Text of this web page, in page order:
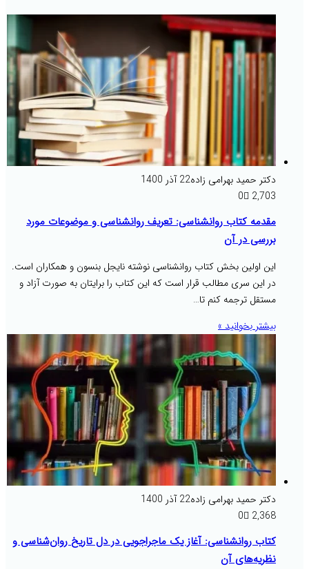
دکتر حمید بهرامی زاده22 آذر 1400
0
2,703
مقدمه کتاب روانشناسی: تعریف روانشناسی و موضوعات مورد
بررسی در آن
این اولین بخش کتاب روانشناسی نوشته نایجل بنسون و همکاران است.
در این سری مطالب قرار است که این کتاب را برایتان به صورت آزاد و
مستقل ترجمه کنم تا…
بیشتر بخوانید »
دکتر حمید بهرامی زاده22 آذر 1400
0
2,368
کتاب روانشناسی: آغاز یک ماجراجویی در دل تاریخ روان‌شناسی و
نظریه‌های آن